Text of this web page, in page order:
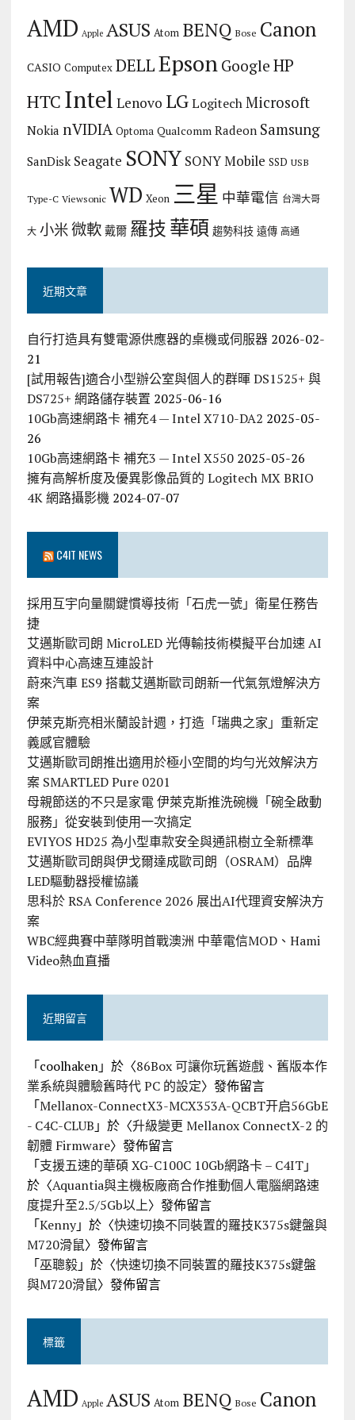
AMD Apple ASUS Atom BENQ Bose Canon
CASIO Computex DELLEpson Google HP
HTC Intel Lenovo LG Logitech Microsoft
Nokia nVIDIA Optoma Qualcomm Radeon Samsung
SanDisk Seagate SONY SONY Mobile SSD USB
Type-C Viewsonic WD Xeon 三星 中華電信 台灣大哥
大 小米微軟 戴爾 羅技華碩 趨勢科技 遠傳 高通
近期文章
自行打造具有雙電源供應器的桌機或伺服器 2026-02-
21
[試用報告]適合小型辦公室與個人的群暉 DS1525+ 與
DS725+ 網路儲存裝置 2025-06-16
10Gb高速網路卡 補充4 — Intel X710-DA2 2025-05-
26
10Gb高速網路卡 補充3 — Intel X550 2025-05-26
擁有高解析度及優異影像品質的 Logitech MX BRIO
4K 網路攝影機 2024-07-07
C4IT NEWS
採用互宇向量關鍵慣導技術「石虎一號」衛星任務告
捷
艾邁斯歐司朗 MicroLED 光傳輸技術模擬平台加速 AI
資料中心高速互連設計
蔚來汽車 ES9 搭載艾邁斯歐司朗新一代氣氛燈解決方
案
伊萊克斯亮相米蘭設計週，打造「瑞典之家」重新定
義感官體驗
艾邁斯歐司朗推出適用於極小空間的均勻光效解決方
案 SMARTLED Pure 0201
母親節送的不只是家電 伊萊克斯推洗碗機「碗全啟動
服務」從安裝到使用一次搞定
EVIYOS HD25 為小型車款安全與通訊樹立全新標準
艾邁斯歐司朗與伊戈爾達成歐司朗（OSRAM）品牌
LED驅動器授權協議
思科於 RSA Conference 2026 展出AI代理資安解決方
案
WBC經典賽中華隊明首戰澳洲 中華電信MOD、Hami
Video熱血直播
近期留言
「coolhaken」於〈86Box 可讓你玩舊遊戲、舊版本作
業系統與體驗舊時代 PC 的設定〉發佈留言
「Mellanox-ConnectX3-MCX353A-QCBT开启56GbE
- C4C-CLUB 」於〈升級變更 Mellanox ConnectX-2 的
韌體 Firmware〉發佈留言
「支援五速的華碩 XG-C100C 10Gb網路卡 – C4IT」
於〈Aquantia與主機板廠商合作推動個人電腦網路速
度提升至2.5/5Gb以上〉發佈留言
「Kenny」於〈快速切換不同裝置的羅技K375s鍵盤與
M720滑鼠〉發佈留言
「巫聰毅」於〈快速切換不同裝置的羅技K375s鍵盤
與M720滑鼠〉發佈留言
標籤
AMD Apple ASUS Atom BENQ Bose Canon